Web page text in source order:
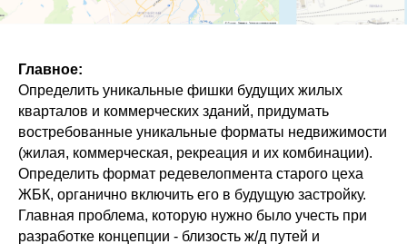
Главное:
Определить уникальные фишки будущих жилых
кварталов и коммерческих зданий, придумать
востребованные уникальные форматы недвижимости
(жилая, коммерческая, рекреация и их комбинации).
Определить формат редевелопмента старого цеха
ЖБК, органично включить его в будущую застройку.
Главная проблема, которую нужно было учесть при
разработке концепции - близость ж/д путей и